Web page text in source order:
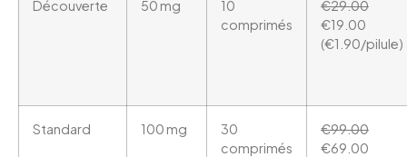
Découverte 50 mg
10
comprimés
€29.00
€19.00
(€1.90/pilule)
Standard 100 mg
30
comprimés
€99.00
€69.00